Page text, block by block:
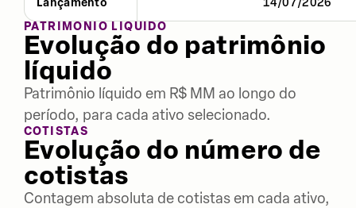
PATRIMÔNIO LÍQUIDO
Evolução do patrimônio
líquido
Patrimônio líquido em R$ MM ao longo do
período, para cada ativo selecionado.
COTISTAS
Evolução do número de
cotistas
Contagem absoluta de cotistas em cada ativo,